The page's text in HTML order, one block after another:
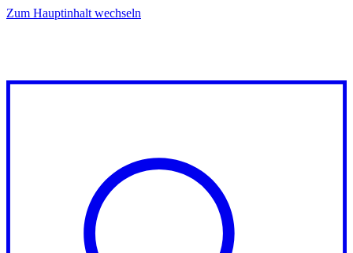
Zum Hauptinhalt wechseln